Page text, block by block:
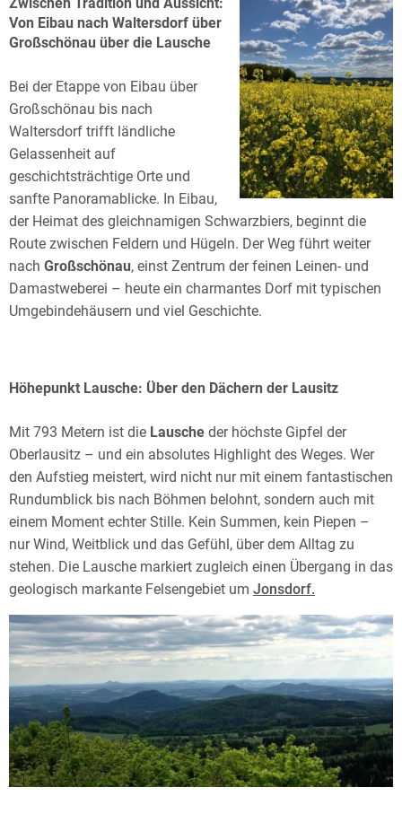
Von Eibau nach Waltersdorf über
Großschönau über die Lausche
Bei der Etappe von Eibau über
Großschönau bis nach
Waltersdorf trifft ländliche
Gelassenheit auf
geschichtsträchtige Orte und
sanfte Panoramablicke. In Eibau,
der Heimat des gleichnamigen Schwarzbiers, beginnt die
Route zwischen Feldern und Hügeln. Der Weg führt weiter
nach Großschönau, einst Zentrum der feinen Leinen- und
Damastweberei – heute ein charmantes Dorf mit typischen
Umgebindehäusern und viel Geschichte.
Höhepunkt Lausche: Über den Dächern der Lausitz
Mit 793 Metern ist die Lausche der höchste Gipfel der
Oberlausitz – und ein absolutes Highlight des Weges. Wer
den Aufstieg meistert, wird nicht nur mit einem fantastischen
Rundumblick bis nach Böhmen belohnt, sondern auch mit
einem Moment echter Stille. Kein Summen, kein Piepen –
nur Wind, Weitblick und das Gefühl, über dem Alltag zu
stehen. Die Lausche markiert zugleich einen Übergang in das
geologisch markante Felsengebiet um Jonsdorf.